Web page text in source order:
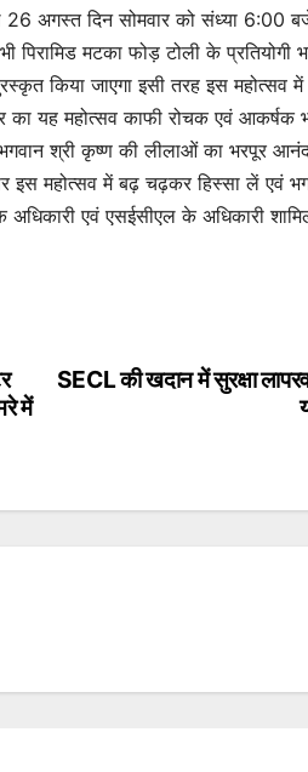
अगस्त दिन सोमवार को संध्या 6:00
मटका फोड़ टोली के प्रतियोगी
किया जाएगा इसी तरह इस महोत्सव में
का यह महोत्सव काफी रोचक एवं
श्री कृष्ण की लीलाओं का भरपूर
इस महोत्सव में बढ़ चढ़कर हिस्सा लें एवं
एवं एसईसीएल के अधिकारी
SECL की खदान में सुरक्षा
में